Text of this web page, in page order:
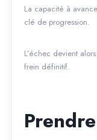
La capacité à
clé de progression.
L’échec devient
frein définitif.